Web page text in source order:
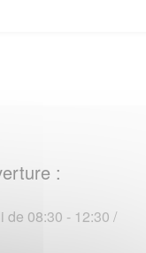
:
de 08:30 - 12:30 /